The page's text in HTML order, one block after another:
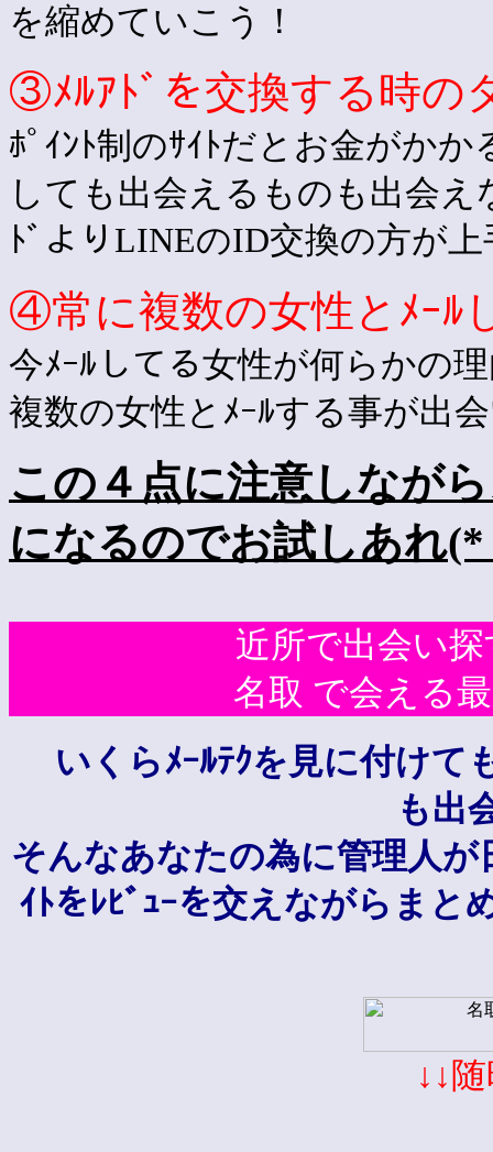
を縮めていこう！
③ﾒﾙｱﾄﾞを交換する時の
ﾎﾟｲﾝﾄ制のｻｲﾄだとお金がか
しても出会えるものも出会え
ﾄﾞよりLINEのID交換の方が
④常に複数の女性とﾒｰﾙ
今ﾒｰﾙしてる女性が何らかの
複数の女性とﾒｰﾙする事が出
この４点に注意しなが
になるのでお試しあれ(*
近所で出会い
名取 で会える
いくらﾒｰﾙﾃｸを見に付けて
も出
そんなあなたの為に管理人
ｲﾄをﾚﾋﾞｭｰを交えながらまと
↓↓